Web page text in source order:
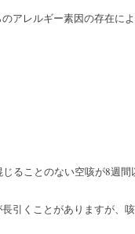
アレルギー素因の存在に
じることのない空咳が8週間
引くことがありますが、